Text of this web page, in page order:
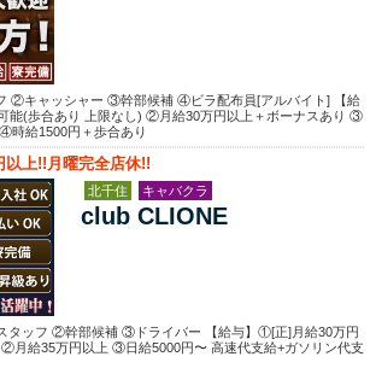
②キャッシャー ③幹部候補 ④ビラ配布員[アルバイト] 【給
能(歩合あり 上限なし) ②月給30万円以上＋ボーナスあり ③
時給1500円＋歩合あり
以上!!月曜完全店休!!
北千住 キャバクラ
club CLIONE
タッフ ②幹部候補 ③ドライバー 【給与】①[正]月給30万円
②月給35万円以上 ③日給5000円〜 高速代支給+ガソリン代支